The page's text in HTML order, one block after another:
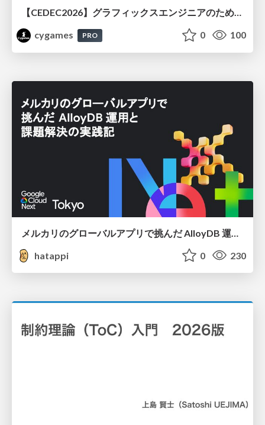
【CEDEC2026】グラフィックスエンジニアのためのニューラルシェーディング入門
cygames
PRO 0 100
hatappi
0 230